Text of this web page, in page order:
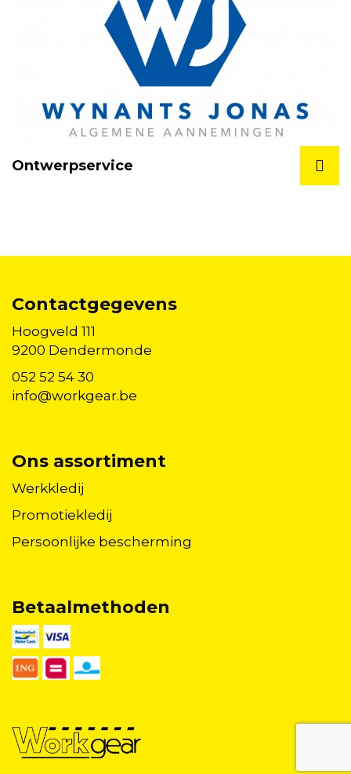
Ontwerpservice
Contactgegevens
Hoogveld 111
9200 Dendermonde
052 52 54 30
info@workgear.be
Ons assortiment
Werkkledij
Promotiekledij
Persoonlijke bescherming
Betaalmethoden